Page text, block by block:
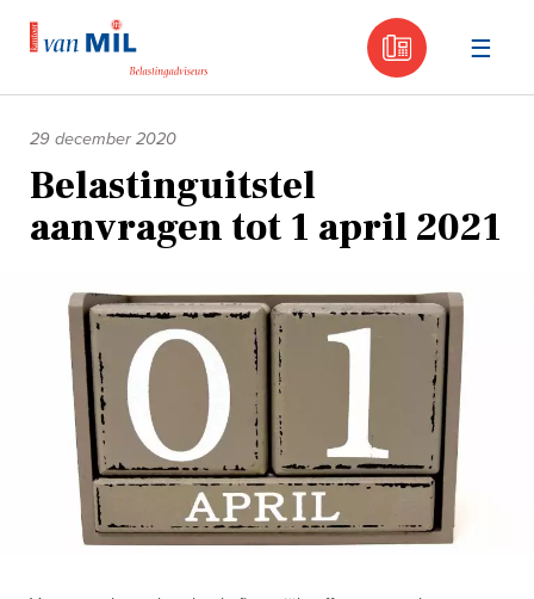
030 -
inhoud
29 december 2020
Belastinguitstel
aanvragen tot 1 april 2021